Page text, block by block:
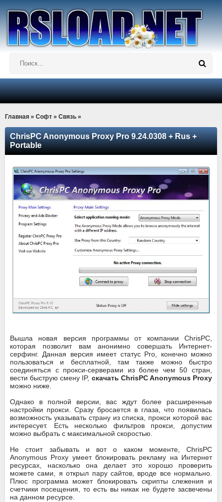
Главная » Софт » Связь »
ChrisPC Anonymous Proxy Pro 9.24.0308 + Rus +
Portable
Вышла новая версия программы от компании ChrisPC,
которая позволит вам анонимно совершать Интернет-
серфинг. Данная версия имеет статус Pro, конечно можно
пользоваться и бесплатной, там также можно быстро
соединяться с прокси-серверами из более чем 50 стран,
вести быструю смену IP, скачать ChrisPC Anonymous Proxy
можно ниже.
Однако в полной версии, вас ждут более расширенные
настройки прокси. Сразу бросается в глаза, что появилась
возможность указывать страну из списка, прокси которой вас
интересует. Есть несколько фильтров прокси, допустим
можно выбрать с максимальной скоростью.
Не стоит забывать и вот о каком моменте, ChrisPC
Anonymous Proxy умеет блокировать рекламу на Интернет
ресурсах, насколько она делает это хорошо проверить
можете сами, я открыл пару сайтов, вроде все нормально.
Плюс программа может блокировать скрипты слежения и
счетчики посещения, то есть вы никак не будете засвечены
на данном ресурсе.